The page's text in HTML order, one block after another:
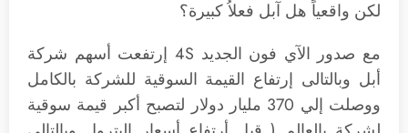
لكن واقعياً هل آبل فعلاُ كبيرة؟
مع صدور الآي فون الجديد 4S إرتفعت أسهم شركة
أبل وبالتالى إرتفاع القيمة السوقية للشركة بالكامل
ووصلت إلي 370 مليار دولار لتصبح أكبر قيمة سوقية